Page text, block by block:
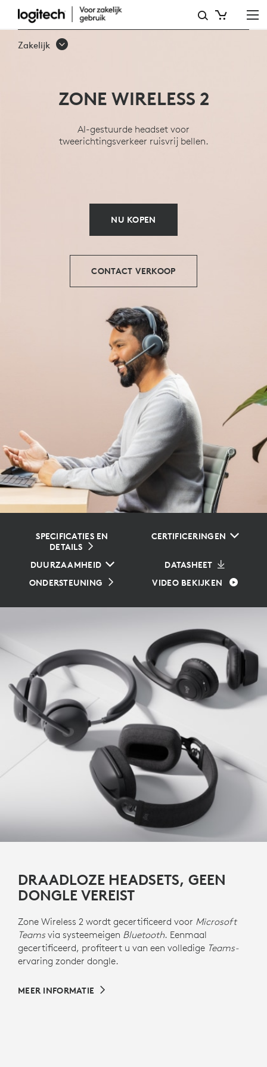
OVERZICHT
VAN
BUSINESS
HEADSET
Zakelijk
ZONE WIRELESS 2
AI-gestuurde headset voor
tweerichtingsverkeer ruisvrij bellen.
NU KOPEN
CONTACT VERKOOP
SPECIFICATIES EN
DETAILS
CERTIFICERINGEN
DUURZAAMHEID
DATASHEET
ONDERSTEUNING
VIDEO BEKIJKEN
DRAADLOZE HEADSETS, GEEN
DONGLE VEREIST
Zone Wireless 2 wordt gecertificeerd voor Microsoft
Teamsvia systeemeigen Bluetooth. Eenmaal
gecertificeerd, profiteert u van een volledige Teams-
ervaring zonder dongle.
MEER INFORMATIE